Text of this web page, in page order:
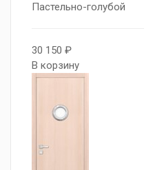
Пастельно-голубой
30 150 ₽
В корзину